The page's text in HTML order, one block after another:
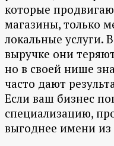
которые
магазины, только
локальные услуги.
выручке они
но в своей нише
часто дают
Если ваш бизнес
специализацию,
выгоднее имени из